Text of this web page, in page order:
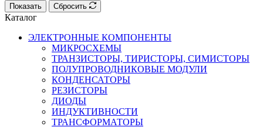
Показать Сбросить
Каталог
ЭЛЕКТРОННЫЕ КОМПОНЕНТЫ
МИКРОСХЕМЫ
ТРАНЗИСТОРЫ, ТИРИСТОРЫ, СИМИСТОРЫ
ПОЛУПРОВОДНИКОВЫЕ МОДУЛИ
КОНДЕНСАТОРЫ
РЕЗИСТОРЫ
ДИОДЫ
ИНДУКТИВНОСТИ
ТРАНСФОРМАТОРЫ